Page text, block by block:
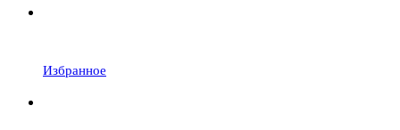
Избранное